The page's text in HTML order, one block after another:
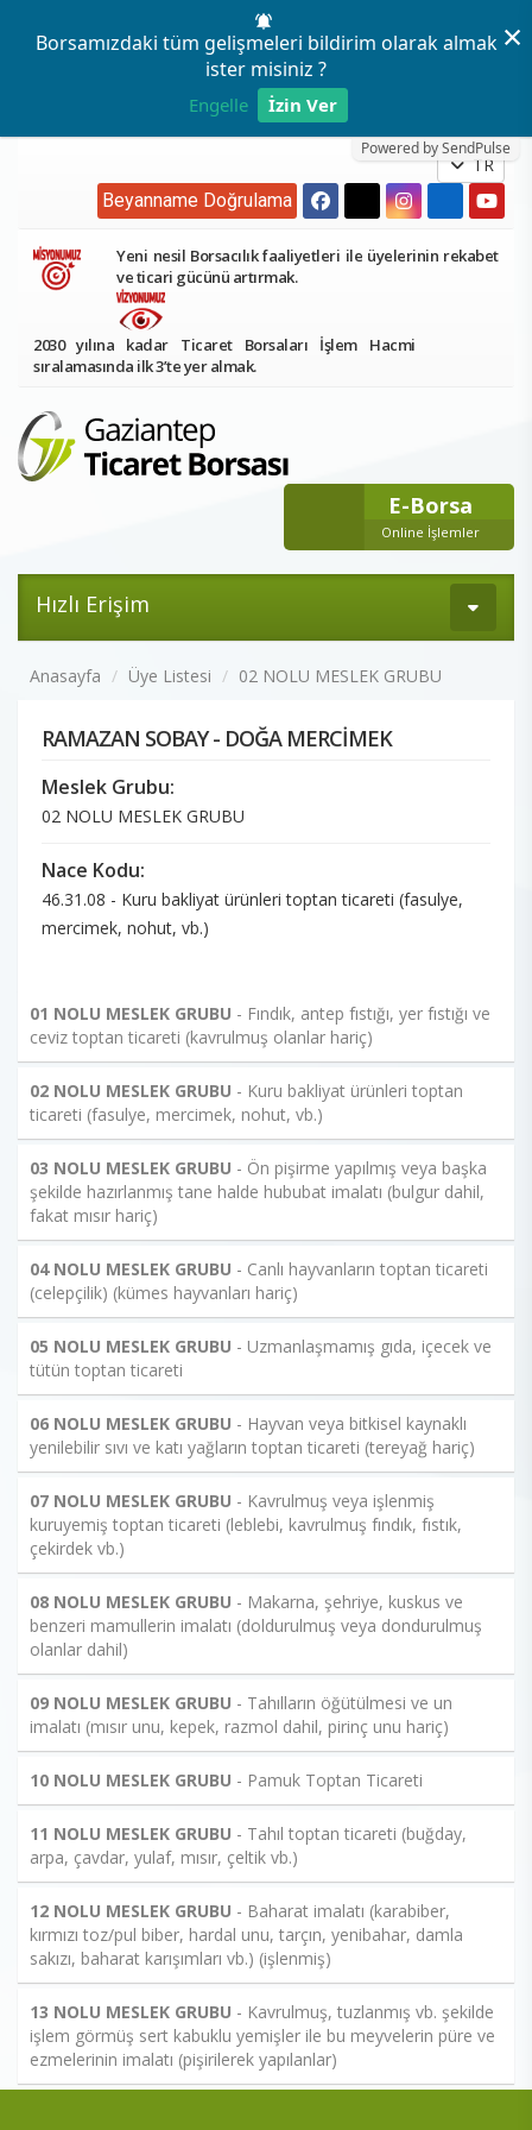
Borsamızdaki tüm gelişmeleri bildirim olarak almak
ister misiniz ?
Engelle İzin Ver
Powered by SendPulse
×
TR
Beyanname Doğrulama
Yeni nesil Borsacılık faaliyetleri ile üyelerinin rekabet
ve ticari gücünü artırmak.
2030 yılına kadar Ticaret Borsaları İşlem Hacmi
sıralamasında ilk 3’te yer almak.
E-Borsa
Online İşlemler
Hızlı Erişim
Anasayfa Üye Listesi 02 NOLU MESLEK GRUBU
RAMAZAN SOBAY - DOĞA MERCİMEK
Meslek Grubu:
02 NOLU MESLEK GRUBU
Nace Kodu:
46.31.08 - Kuru bakliyat ürünleri toptan ticareti (fasulye,
mercimek, nohut, vb.)
01 NOLU MESLEK GRUBU - Fındık, antep fıstığı, yer fıstığı ve
ceviz toptan ticareti (kavrulmuş olanlar hariç)
02 NOLU MESLEK GRUBU - Kuru bakliyat ürünleri toptan
ticareti (fasulye, mercimek, nohut, vb.)
03 NOLU MESLEK GRUBU - Ön pişirme yapılmış veya başka
şekilde hazırlanmış tane halde hububat imalatı (bulgur dahil,
fakat mısır hariç)
04 NOLU MESLEK GRUBU - Canlı hayvanların toptan ticareti
(celepçilik) (kümes hayvanları hariç)
05 NOLU MESLEK GRUBU - Uzmanlaşmamış gıda, içecek ve
tütün toptan ticareti
06 NOLU MESLEK GRUBU - Hayvan veya bitkisel kaynaklı
yenilebilir sıvı ve katı yağların toptan ticareti (tereyağ hariç)
07 NOLU MESLEK GRUBU - Kavrulmuş veya işlenmiş
kuruyemiş toptan ticareti (leblebi, kavrulmuş fındık, fıstık,
çekirdek vb.)
08 NOLU MESLEK GRUBU - Makarna, şehriye, kuskus ve
benzeri mamullerin imalatı (doldurulmuş veya dondurulmuş
olanlar dahil)
09 NOLU MESLEK GRUBU - Tahılların öğütülmesi ve un
imalatı (mısır unu, kepek, razmol dahil, pirinç unu hariç)
10 NOLU MESLEK GRUBU - Pamuk Toptan Ticareti
11 NOLU MESLEK GRUBU - Tahıl toptan ticareti (buğday,
arpa, çavdar, yulaf, mısır, çeltik vb.)
12 NOLU MESLEK GRUBU - Baharat imalatı (karabiber,
kırmızı toz/pul biber, hardal unu, tarçın, yenibahar, damla
sakızı, baharat karışımları vb.) (işlenmiş)
13 NOLU MESLEK GRUBU - Kavrulmuş, tuzlanmış vb. şekilde
işlem görmüş sert kabuklu yemişler ile bu meyvelerin püre ve
ezmelerinin imalatı (pişirilerek yapılanlar)